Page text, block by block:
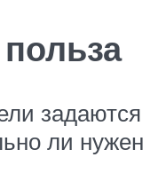
задаются
ли нужен